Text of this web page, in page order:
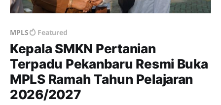
MPLS Featured
Kepala SMKN Pertanian
Terpadu Pekanbaru Resmi Buka
MPLS Ramah Tahun Pelajaran
2026/2027